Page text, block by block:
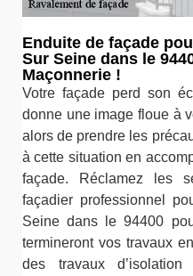
Enduite de façade
Sur Seine dans le
Maçonnerie !
Votre façade perd son
donne une image floue à
alors de prendre les
à cette situation en
façade. Réclamez les
façadier professionnel
Seine dans le 94400
termineront vos travaux
des travaux